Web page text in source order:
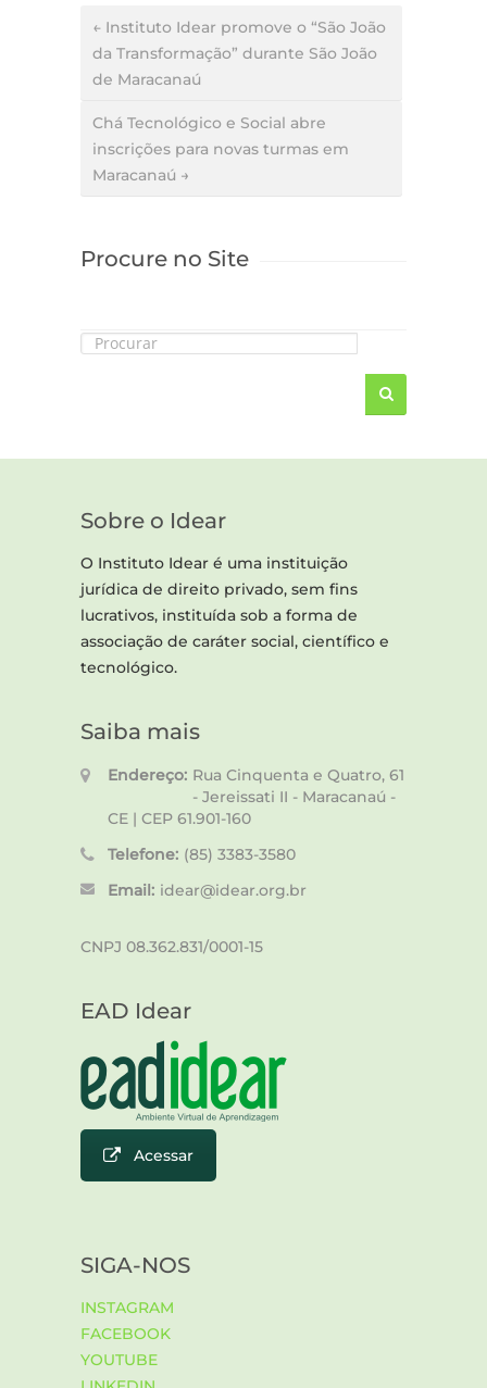
← Instituto Idear promove o “São João
da Transformação” durante São João
de Maracanaú
Chá Tecnológico e Social abre
inscrições para novas turmas em
Maracanaú →
Procure no Site
Sobre o Idear
O Instituto Idear é uma instituição
jurídica de direito privado, sem fins
lucrativos, instituída sob a forma de
associação de caráter social, científico e
tecnológico.
Saiba mais
Endereço: Rua Cinquenta e Quatro, 61
- Jereissati II - Maracanaú -
CE | CEP 61.901-160
Telefone: (85) 3383-3580
Email: idear@idear.org.br
CNPJ 08.362.831/0001-15
EAD Idear
Acessar
SIGA-NOS
INSTAGRAM
FACEBOOK
YOUTUBE